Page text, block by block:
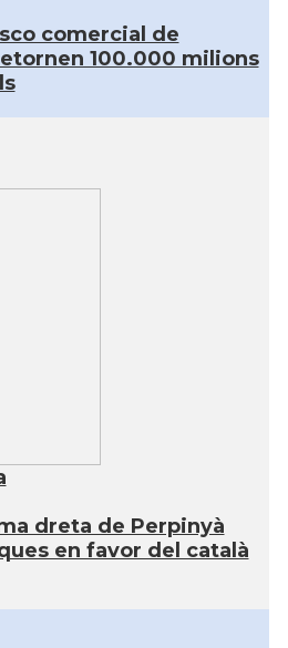
comercial de
100.000 milions
dreta de Perpinyà
en favor del català